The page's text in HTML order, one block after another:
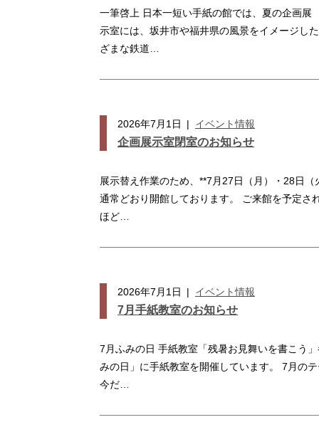
一筆啓上 日本一短い手紙の館では、夏の企画
示室には、坂井市や福井県の風景をイメージし
ざまな鉄道…
2026年7月1日 | イベント情報
企画展示室閉室のお知らせ
展示替え作業のため、**7月27日（月）・28日
通常どおり開館しております。 ご来館を予定さ
ほど…
2026年7月1日 | イベント情報
7月手紙教室のお知らせ
7月ふみの日 手紙教室「残暑お見舞いを書こう
みの日」に手紙教室を開催しています。 7月の
今だ…